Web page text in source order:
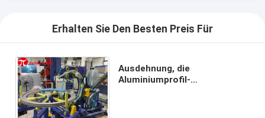
Erhalten Sie Den Besten Preis Für
Ausdehnung, die
Aluminiumprofil-